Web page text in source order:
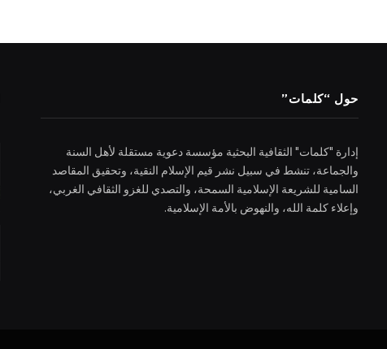
حول “كلمات”
إدارة "كلمات" الثقافية البحثية مؤسسة دعوية مستقلة لأهل السنة
والجماعة، تنشط في سبيل نشر قيم الإسلام النقية، وتحقيق المقاصد
السامية للشريعة الإسلامية السمحة، والتصدي للغزو الثقافي الغربي،
وإعلاء كلمة الله، والنهوض بالأمة الإسلامية.